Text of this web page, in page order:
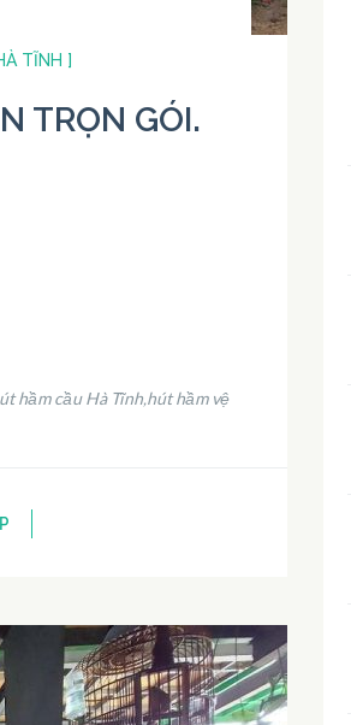
TĨNH ]
TRỌN GÓI.
hầm cầu Hà Tĩnh,hút hầm vệ